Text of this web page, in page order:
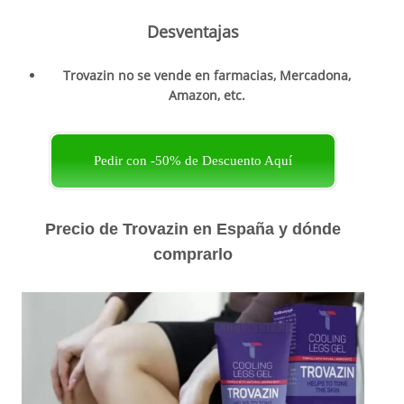
Desventajas
Trovazin no se vende en farmacias, Mercadona,
Amazon, etc.
Pedir con -50% de Descuento Aquí
Precio de Trovazin en España y dónde
comprarlo